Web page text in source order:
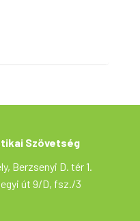
Szövetség
Berzsenyi D. tér 1.
út 9/D, fsz./3